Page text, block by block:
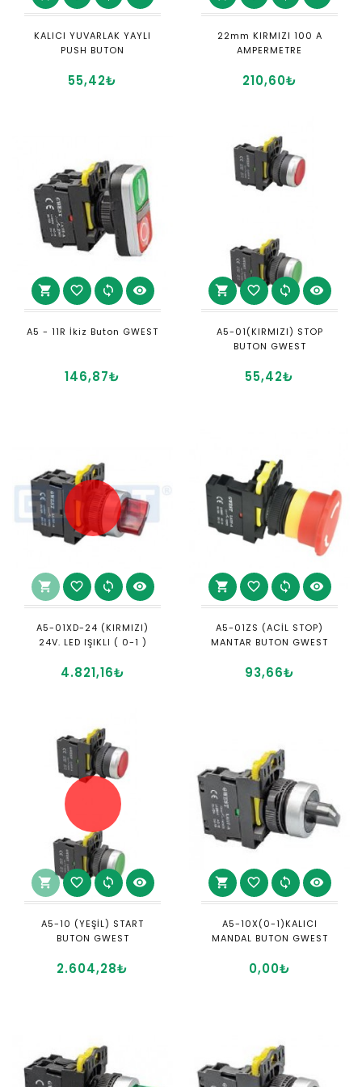
KALICI YUVARLAK YAYLI
PUSH BUTON
55,42₺
22mm KIRMIZI 100 A
AMPERMETRE
210,60₺
shopping_cart favorite_border sync visibility
A5 - 11R İkiz Buton GWEST
146,87₺
shopping_cart favorite_border sync visibility
A5-01(KIRMIZI) STOP
BUTON GWEST
55,42₺
shopping_cart favorite_border sync visibility
A5-01XD-24 (KIRMIZI)
24V. LED IŞIKLI ( 0-1 )
4.821,16₺
shopping_cart favorite_border sync visibility
A5-01ZS (ACİL STOP)
MANTAR BUTON GWEST
93,66₺
shopping_cart favorite_border sync visibility
A5-10 (YEŞİL) START
BUTON GWEST
2.604,28₺
shopping_cart favorite_border sync visibility
A5-10X(0-1)KALICI
MANDAL BUTON GWEST
0,00₺